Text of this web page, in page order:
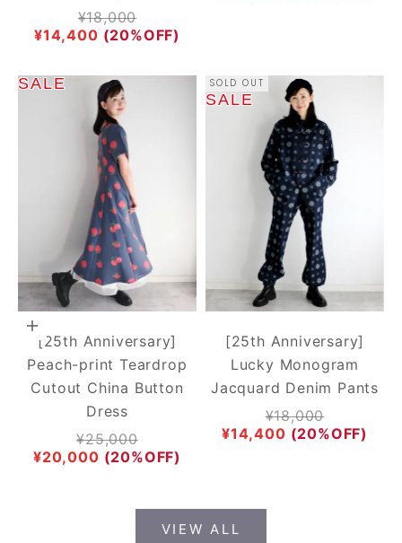
Regular price
¥18,000
Sale price
¥14,400 (20%OFF)
SALE
Add to cart
[25th Anniversary]
Peach-print Teardrop
Cutout China Button
Dress
Regular price
¥25,000
Sale price
¥20,000 (20%OFF)
SOLD OUT
SALE
[25th Anniversary]
Lucky Monogram
Jacquard Denim Pants
Regular price
¥18,000
Sale price
¥14,400 (20%OFF)
VIEW ALL